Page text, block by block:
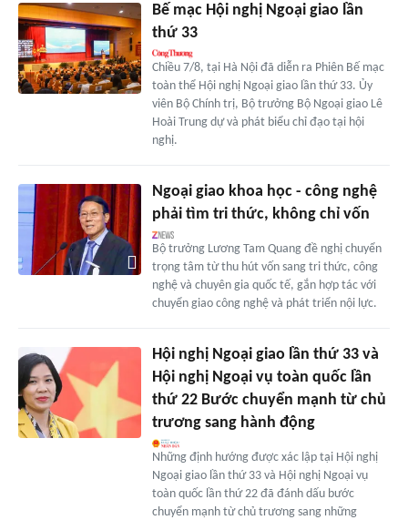
Bế mạc Hội nghị Ngoại giao lần
thứ 33
Chiều 7/8, tại Hà Nội đã diễn ra Phiên Bế mạc
toàn thể Hội nghị Ngoại giao lần thứ 33. Ủy
viên Bộ Chính trị, Bộ trưởng Bộ Ngoại giao Lê
Hoài Trung dự và phát biểu chỉ đạo tại hội
nghị.
Ngoại giao khoa học - công nghệ
phải tìm tri thức, không chỉ vốn
Bộ trưởng Lương Tam Quang đề nghị chuyển
trọng tâm từ thu hút vốn sang tri thức, công
nghệ và chuyên gia quốc tế, gắn hợp tác với
chuyển giao công nghệ và phát triển nội lực.
Hội nghị Ngoại giao lần thứ 33 và
Hội nghị Ngoại vụ toàn quốc lần
thứ 22 Bước chuyển mạnh từ chủ
trương sang hành động
Những định hướng được xác lập tại Hội nghị
Ngoại giao lần thứ 33 và Hội nghị Ngoại vụ
toàn quốc lần thứ 22 đã đánh dấu bước
chuyển mạnh từ chủ trương sang những